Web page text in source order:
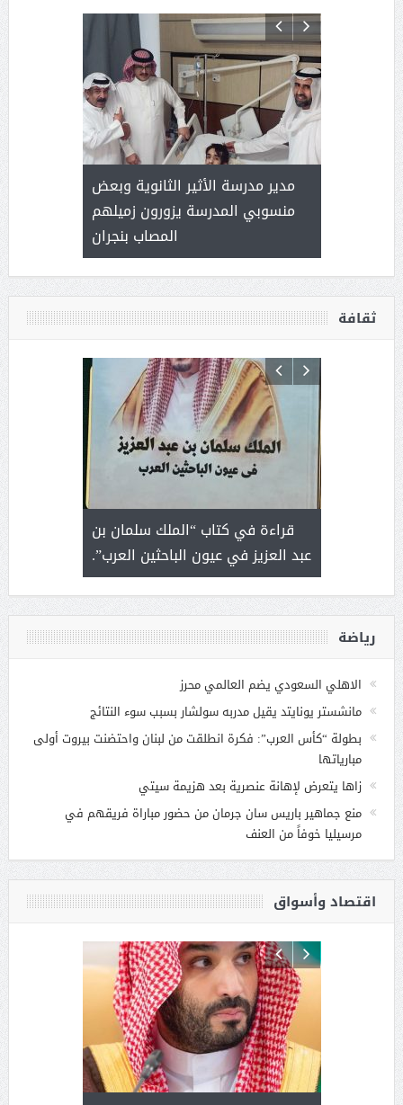
( محمد
مدير مدرسة الأثير الثانوية وبعض
منسوبي المدرسة يزورون زميلهم
المصاب بنجران
) .. ميراث
ثقافة
قراءة في كتاب “الملك سلمان بن
عبد العزيز في عيون الباحثين العرب”.
لايعرف
رياضة
الاهلي السعودي يضم العالمي محرز
مانشستر يونايتد يقيل مدربه سولشار بسبب سوء النتائج
بطولة “كأس العرب”: فكرة انطلقت من لبنان واحتضنت بيروت أولى
مبارياتها
زاها يتعرض لإهانة عنصرية بعد هزيمة سيتي
منع جماهير باريس سان جرمان من حضور مباراة فريقهم في
مرسيليا خوفاً من العنف
اقتصاد وأسواق